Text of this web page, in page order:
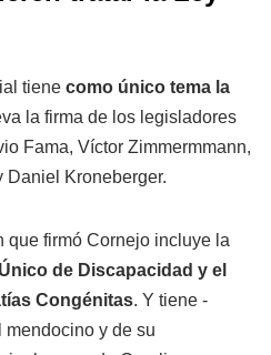
tiene como único tema la
la firma de los legisladores
Fama, Víctor Zimmermmann,
Daniel Kroneberger.
que firmó Cornejo incluye la
de Discapacidad y el
Congénitas. Y tiene -
y de su